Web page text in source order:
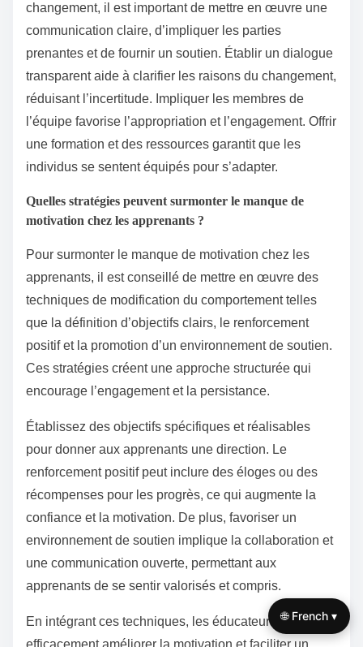
changement, il est important de mettre en œuvre une
communication claire, d’impliquer les parties
prenantes et de fournir un soutien. Établir un dialogue
transparent aide à clarifier les raisons du changement,
réduisant l’incertitude. Impliquer les membres de
l’équipe favorise l’appropriation et l’engagement. Offrir
une formation et des ressources garantit que les
individus se sentent équipés pour s’adapter.
Quelles stratégies peuvent surmonter le manque de
motivation chez les apprenants ?
Pour surmonter le manque de motivation chez les
apprenants, il est conseillé de mettre en œuvre des
techniques de modification du comportement telles
que la définition d’objectifs clairs, le renforcement
positif et la promotion d’un environnement de soutien.
Ces stratégies créent une approche structurée qui
encourage l’engagement et la persistance.
Établissez des objectifs spécifiques et réalisables
pour donner aux apprenants une direction. Le
renforcement positif peut inclure des éloges ou des
récompenses pour les progrès, ce qui augmente la
confiance et la motivation. De plus, favoriser un
environnement de soutien implique la collaboration et
une communication ouverte, permettant aux
apprenants de se sentir valorisés et compris.
En intégrant ces techniques, les éducateurs peuvent
🌐 French ▾